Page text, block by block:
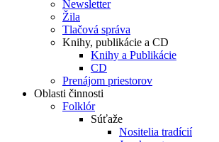
Newsletter
Žila
Tlačová správa
Knihy, publikácie a CD
Knihy a Publikácie
CD
Prenájom priestorov
Oblasti činnosti
Folklór
Súťaže
Nositelia tradícií